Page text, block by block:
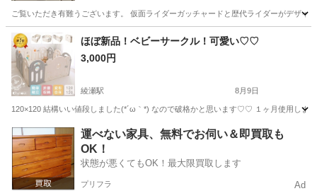
ご覧いただき有難うございます。 仮面ライダーガッチャードと歴代ライダーがデザ
東京 江戸川区 船堀駅 キッズ用品
ほぼ新品！ベビーサークル！可愛い♡♡
3,000円
綾瀬駅 8月9日
120×120 結構いい値段しました(*´ω｀*) なので破格かと思います♡♡ １ヶ月使用しま
東京 足立区 綾瀬駅 ベビー用品
運べない家具、無料でお伺い＆即買取も
OK！
状態が悪くてもOK！最大限買取します
プリフラ Ad